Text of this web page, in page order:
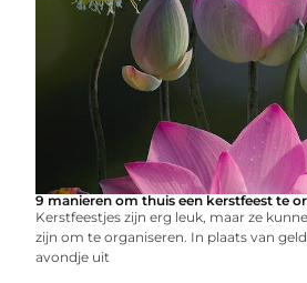
9 manieren om thuis een kerstfeest te
Kerstfeestjes zijn erg leuk, maar ze
zijn om te organiseren. In plaats van
avondje uit